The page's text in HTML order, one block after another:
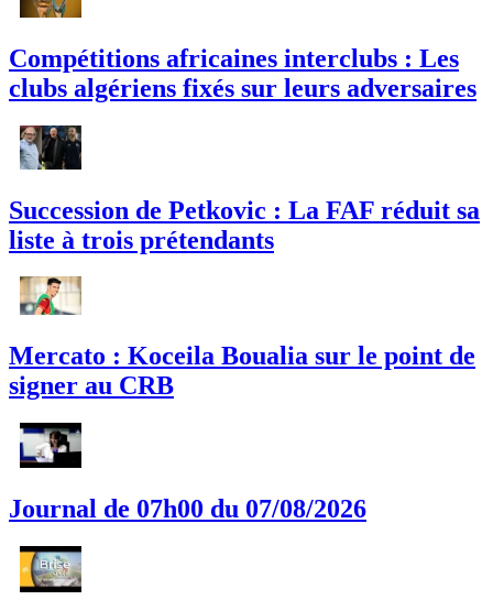
Compétitions africaines interclubs : Les
clubs algériens fixés sur leurs adversaires
Succession de Petkovic : La FAF réduit sa
liste à trois prétendants
Mercato : Koceila Boualia sur le point de
signer au CRB
Journal de 07h00 du 07/08/2026